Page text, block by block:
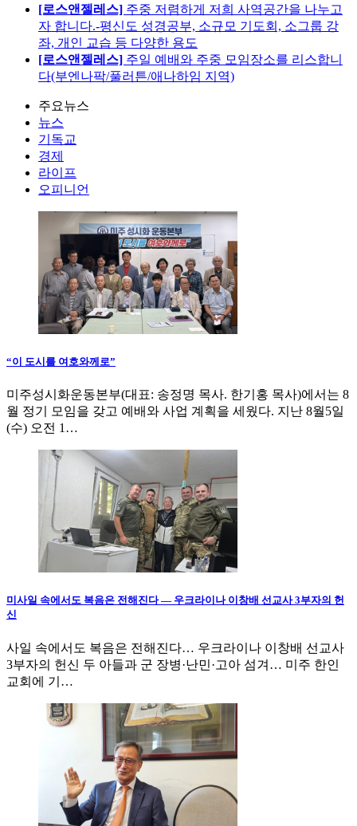
[로스앤젤레스] 주중 저렴하게 저희 사역공간을 나누고
자 합니다.-평신도 성경공부, 소규모 기도회, 소그룹 강
좌, 개인 교습 등 다양한 용도
[로스앤젤레스] 주일 예배와 주중 모임장소를 리스합니
다(부엔나팍/풀러튼/애나하임 지역)
주요뉴스
뉴스
기독교
경제
라이프
오피니언
“이 도시를 여호와께로”
미주성시화운동본부(대표: 송정명 목사. 한기홍 목사)에서는 8
월 정기 모임을 갖고 예배와 사업 계획을 세웠다. 지난 8월5일
(수) 오전 1…
미사일 속에서도 복음은 전해진다 — 우크라이나 이창배 선교사 3부자의 헌
신
사일 속에서도 복음은 전해진다… 우크라이나 이창배 선교사
3부자의 헌신 두 아들과 군 장병·난민·고아 섬겨… 미주 한인
교회에 기…